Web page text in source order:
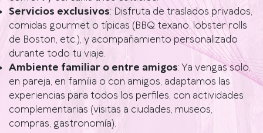
Servicios exclusivos: Disfruta de traslados privados,
comidas gourmet o típicas (BBQ texano, lobster rolls
de Boston, etc.), y acompañamiento personalizado
durante todo tu viaje.
Ambiente familiar o entre amigos: Ya vengas solo,
en pareja, en familia o con amigos, adaptamos las
experiencias para todos los perfiles, con actividades
complementarias (visitas a ciudades, museos,
compras, gastronomía).